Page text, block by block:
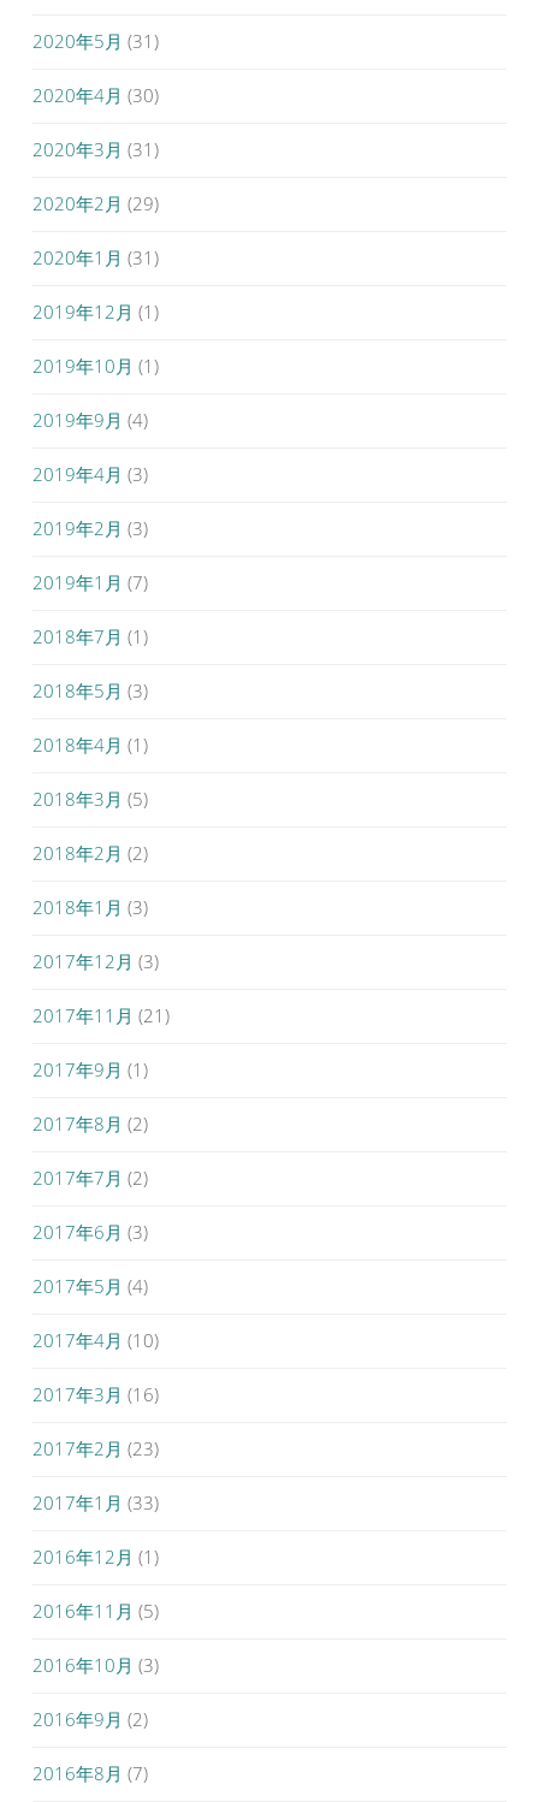
2020年5月 (31)
2020年4月 (30)
2020年3月 (31)
2020年2月 (29)
2020年1月 (31)
2019年12月 (1)
2019年10月 (1)
2019年9月 (4)
2019年4月 (3)
2019年2月 (3)
2019年1月 (7)
2018年7月 (1)
2018年5月 (3)
2018年4月 (1)
2018年3月 (5)
2018年2月 (2)
2018年1月 (3)
2017年12月 (3)
2017年11月 (21)
2017年9月 (1)
2017年8月 (2)
2017年7月 (2)
2017年6月 (3)
2017年5月 (4)
2017年4月 (10)
2017年3月 (16)
2017年2月 (23)
2017年1月 (33)
2016年12月 (1)
2016年11月 (5)
2016年10月 (3)
2016年9月 (2)
2016年8月 (7)